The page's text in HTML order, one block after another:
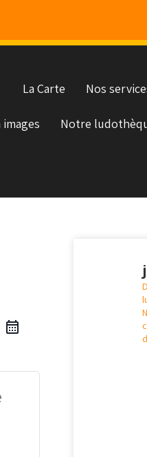
La Carte Nos
Notre